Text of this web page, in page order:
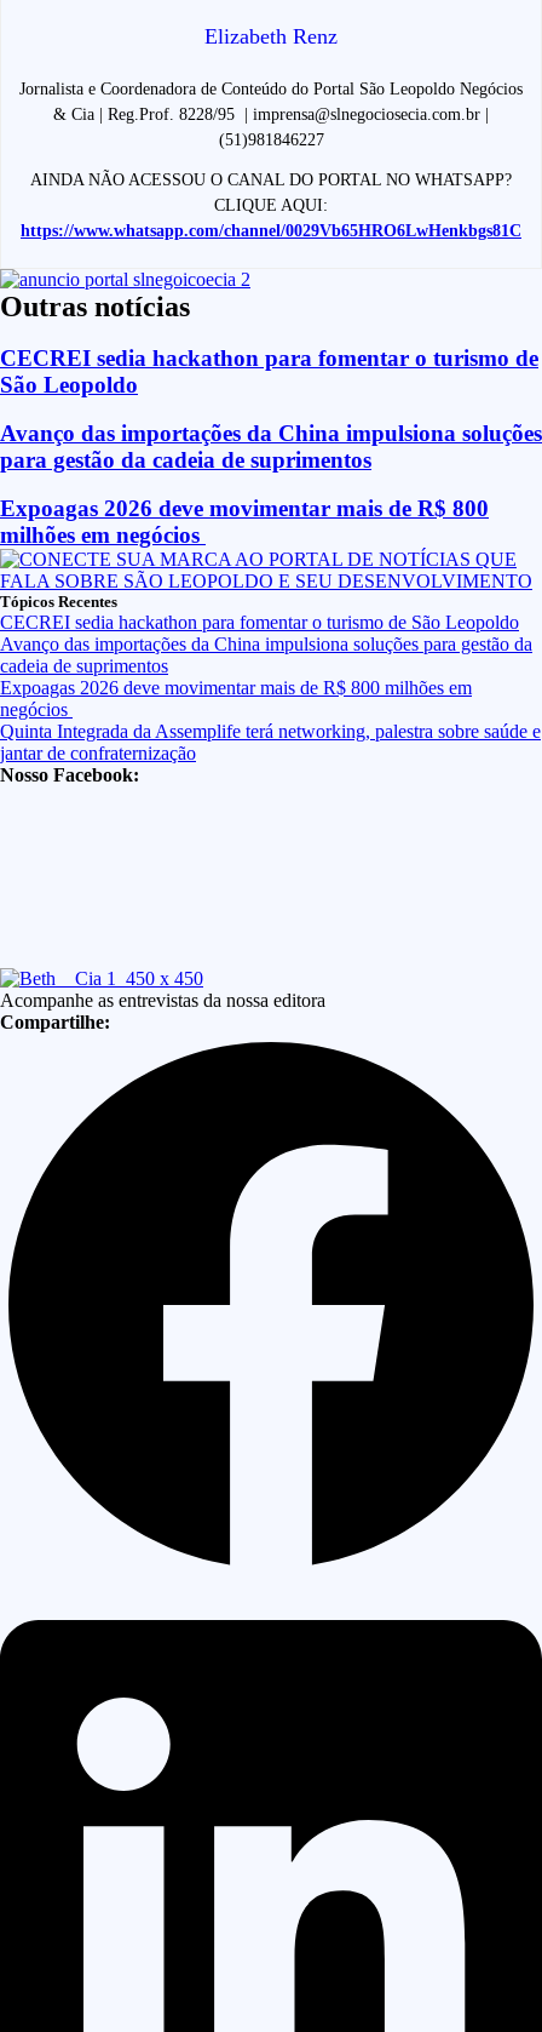
Elizabeth Renz
Jornalista e Coordenadora de Conteúdo do Portal São Leopoldo Negócios
& Cia | Reg.Prof. 8228/95 | imprensa@slnegociosecia.com.br |
(51)981846227
AINDA NÃO ACESSOU O CANAL DO PORTAL NO WHATSAPP?
CLIQUE AQUI:
https://www.whatsapp.com/channel/0029Vb65HRO6LwHenkbgs81C
Outras notícias
CECREI sedia hackathon para fomentar o turismo de
São Leopoldo
Avanço das importações da China impulsiona soluções
para gestão da cadeia de suprimentos
Expoagas 2026 deve movimentar mais de R$ 800
milhões em negócios
Tópicos Recentes
CECREI sedia hackathon para fomentar o turismo de São Leopoldo
Avanço das importações da China impulsiona soluções para gestão da
cadeia de suprimentos
Expoagas 2026 deve movimentar mais de R$ 800 milhões em
negócios
Quinta Integrada da Assemplife terá networking, palestra sobre saúde e
jantar de confraternização
Nosso Facebook:
Acompanhe as entrevistas da nossa editora
Compartilhe: